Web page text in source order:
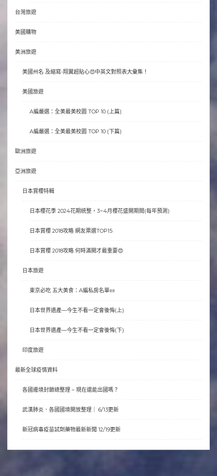
台灣旅遊
美國購物
美洲旅遊
美國州名 及縮寫-翔翼超貼心😍中英文對照表大彙集！
美國旅遊
A編嚴選：全美最美校園 TOP 10 (上篇)
A編嚴選：全美最美校園 TOP 10 (下篇)
歐洲旅遊
亞洲旅遊
日本賞櫻特輯
日本櫻花季 2024花期統整，3~4月櫻花盛開期間(每年預測)
日本賞櫻 2018攻略 網友票選TOP15
日本賞櫻 2018攻略 何時滿開才最重要😍
日本旅遊
東京必吃 五大美食：A編私房名單📜
日本世界遺產—今生不看一定會後悔(上)
日本世界遺產—今生不看一定會後悔(下)
印度旅遊
最新全球疫情資料
各國邊境封鎖總整理 – 現在還能出國嗎？
武漢肺炎．各國國境開放整理｜ 6/13更新
新冠病毒疫苗試劑藥物最新新聞 12/19更新